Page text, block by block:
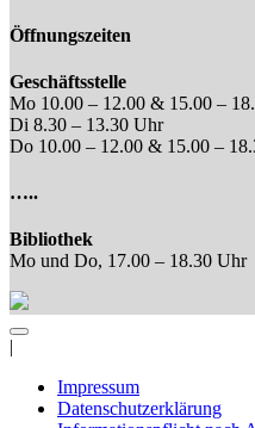
Öffnungszeiten
Geschäftsstelle
Mo 10.00 – 12.00 & 15.00 –
Di 8.30 – 13.30 Uhr
Do 10.00 – 12.00 & 15.00 –
…..
Bibliothek
Mo und Do, 17.00 – 18.30 Uhr
Impressum
Datenschutzerklärung